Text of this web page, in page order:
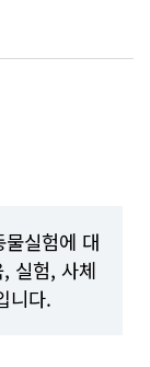
실험에 대
실험, 사체
니다.